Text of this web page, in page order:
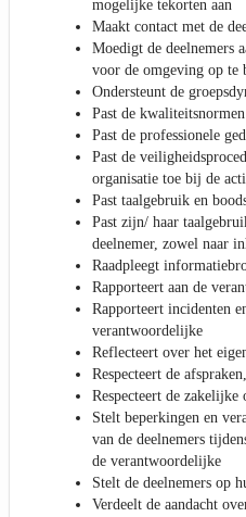
mogelijke tekorten aan
Maakt contact met de
Moedigt de deelnemers
voor de omgeving op te
Ondersteunt de
Past de
Past de professionele
Past de
organisatie toe bij de
Past taalgebruik en
Past zijn/ haar
deelnemer, zowel naar
Raadpleegt
Rapporteert aan de
Rapporteert incidenten
verantwoordelijke
Reflecteert over het
Respecteert de
Respecteert de zakelijke
Stelt beperkingen en
van de deelnemers
de verantwoordelijke
Stelt de deelnemers op
Verdeelt de aandacht